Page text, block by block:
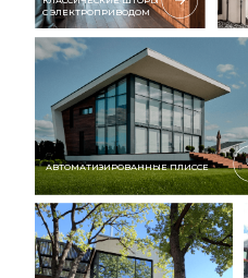
АВТОМАТИЗИРОВАННЫЕ ПЛИССЕ
С ЭЛЕКТРОПРИВОДОМ